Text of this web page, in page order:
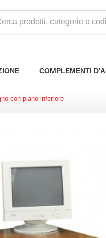
COMPLEMENTI
con piano inferiore